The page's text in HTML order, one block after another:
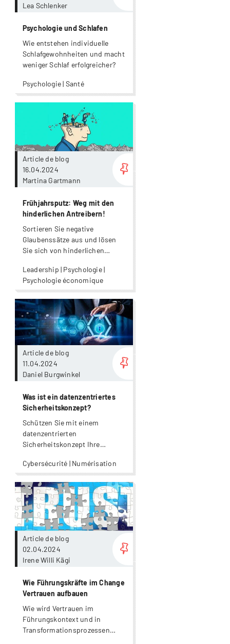
Lea Schlenker
Psychologie und Schlafen
Wie entstehen individuelle
Schlafgewohnheiten und macht
weniger Schlaf erfolgreicher?
Psychologie | Santé
Article de blog
16.04.2024
Martina Gartmann
Frühjahrsputz: Weg mit den
hinderlichen Antreibern!
Sortieren Sie negative
Glaubenssätze aus und lösen
Sie sich von hinderlichen
Leadership | Psychologie |
Psychologie économique
Plus
Article de blog
11.04.2024
Daniel Burgwinkel
Was ist ein datenzentriertes
Sicherheitskonzept?
Schützen Sie mit einem
datenzentrierten
Sicherheitskonzept Ihre
Cybersécurité | Numérisation
Plus
Article de blog
02.04.2024
Irene Willi Kägi
Wie Führungskräfte im Change
Vertrauen aufbauen
Wie wird Vertrauen im
Führungskontext und in
Transformationsprozessen
Plus